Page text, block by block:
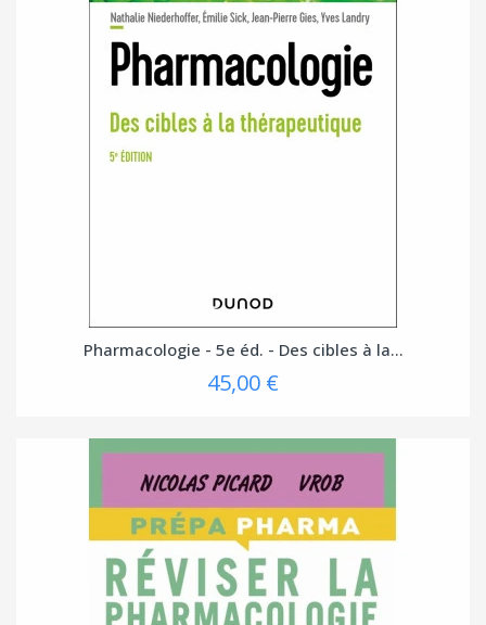
Pharmacologie - 5e éd. - Des cibles à la...
45,00 €